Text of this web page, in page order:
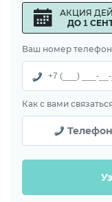
АКЦИЯ
ДО 1
Ваш номер
Как с вами
Телефон